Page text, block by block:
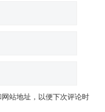
站地址，以便下次评论时